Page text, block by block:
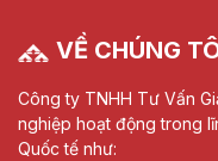
VỀ CHÚNG
Công ty TNHH Tư Vấn
nghiệp hoạt động trong
Quốc tế như: